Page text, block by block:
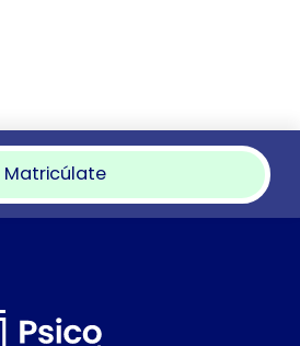
Matricúlate